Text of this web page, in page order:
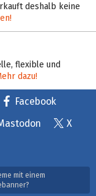
deshalb keine
flexible und
dazu!
Facebook
X
mit einem